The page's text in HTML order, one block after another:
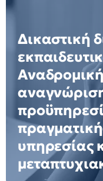
Δικαστική
υπηρεσίας